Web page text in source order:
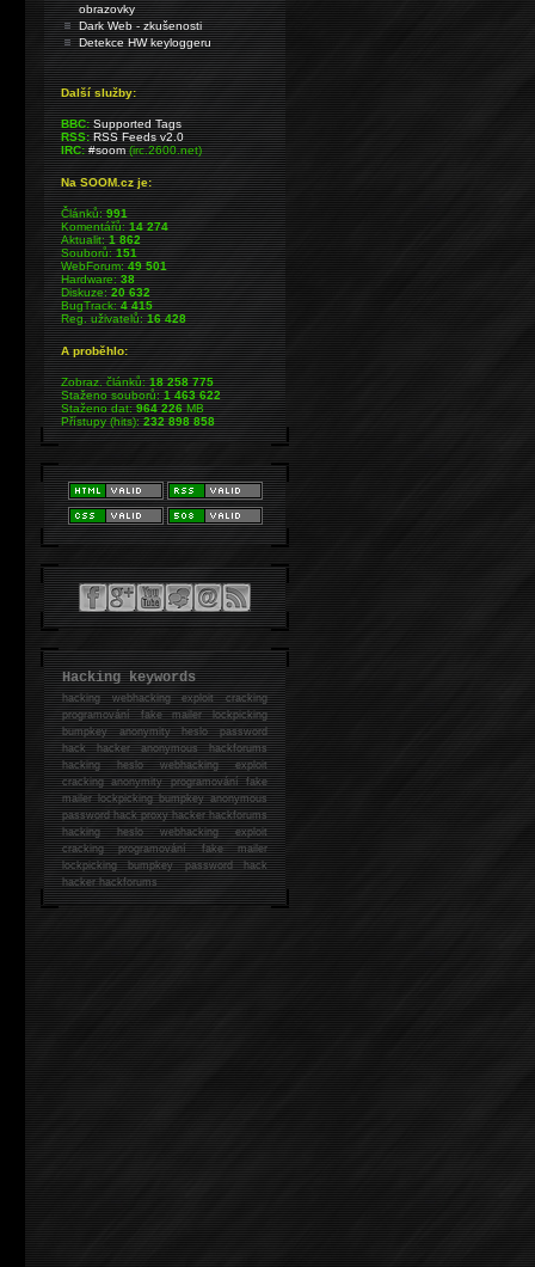
obrazovky
Dark Web - zkušenosti
Detekce HW keyloggeru
Další služby:
BBC: Supported Tags
RSS: RSS Feeds v2.0
IRC: #soom(irc.2600.net)
Na SOOM.cz je:
Článků:991
Komentářů:14 274
Aktualit:1 862
Souborů:151
WebForum:49 501
Hardware:38
Diskuze:20 632
BugTrack:4 415
Reg. uživatelů:16 428
A proběhlo:
Zobraz. článků:18 258 775
Staženo souborů:1 463 622
Staženo dat:964 226MB
Přístupy (hits):232 898 858
Hacking keywords
hackingwebhacking exploit cracking
programování fake mailer lockpicking
bumpkey anonymity heslo password
hackhacker anonymous hackforums
hackingheslo webhacking exploit
cracking anonymity programování fake
mailer lockpicking bumpkey anonymous
password hack proxy hacker hackforums
hacking heslo webhacking exploit
cracking programování fake mailer
lockpicking bumpkey password hack
hackerhackforums